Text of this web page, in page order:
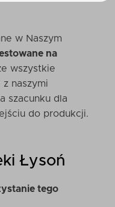
w Naszym
na
wszystkie
naszymi
szacunku dla
do produkcji.
Łysoń
tego